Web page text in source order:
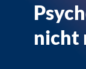
nicht